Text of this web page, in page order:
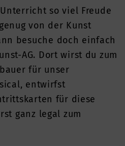
so viel Freude
von der Kunst
besuche doch einfach
AG. Dort wirst du zum
für unser
entwirfst
für diese
ganz legal zum